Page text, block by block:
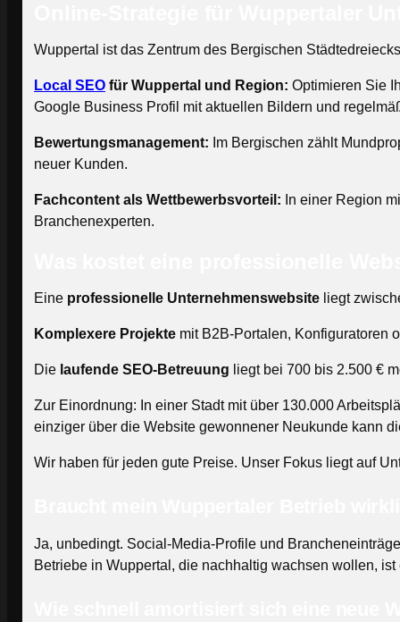
Wuppertal ist das Zentrum des Bergischen
Local SEO für Wuppertal und Region: Optimieren Sie
Google Business Profil mit aktuellen Bildern und
Bewertungsmanagement: Im Bergischen zählt
neuer Kunden.
Fachcontent als Wettbewerbsvorteil: In einer Region
Branchenexperten.
Eine professionelle Unternehmenswebsite liegt
Komplexere Projekte mit B2B-Portalen, Konfiguratoren
Die laufende SEO-Betreuung liegt bei 700 bis 2.500 €
Zur Einordnung: In einer Stadt mit über 130.000
einziger über die Website gewonnener Neukunde kann
Wir haben für jeden gute Preise. Unser Fokus liegt auf
Ja, unbedingt. Social-Media-Profile und
Betriebe in Wuppertal, die nachhaltig wachsen wollen,